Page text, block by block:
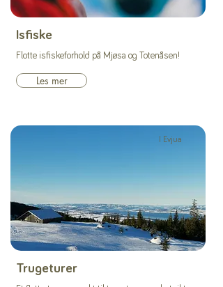
Isfiske
Flotte isfiskeforhold på Mjøsa og Totenåsen!
Les mer
I Evjua
Trugeturer